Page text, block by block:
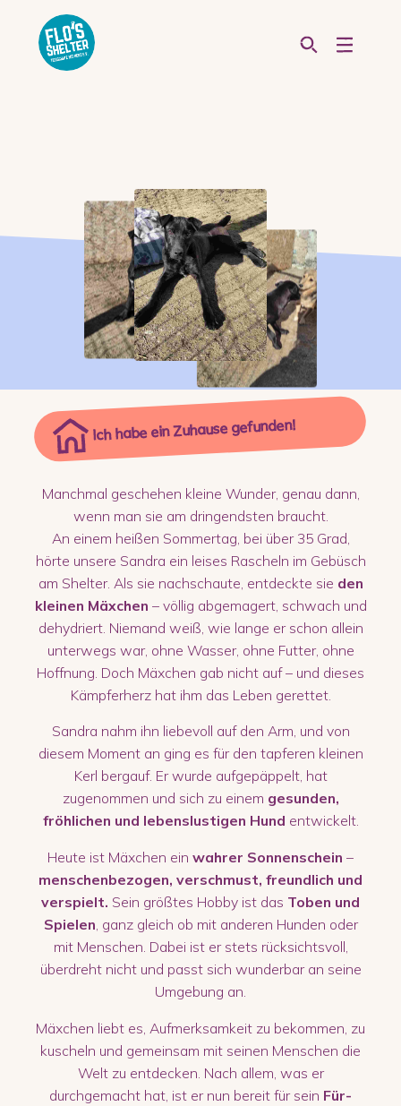
Ich habe ein Zuhause gefunden!
Manchmal geschehen kleine Wunder, genau dann,
wenn man sie am dringendsten braucht.
An einem heißen Sommertag, bei über 35 Grad,
hörte unsere Sandra ein leises Rascheln im Gebüsch
am Shelter. Als sie nachschaute, entdeckte sie den
kleinen Mäxchen – völlig abgemagert, schwach und
dehydriert. Niemand weiß, wie lange er schon allein
unterwegs war, ohne Wasser, ohne Futter, ohne
Hoffnung. Doch Mäxchen gab nicht auf – und dieses
Kämpferherz hat ihm das Leben gerettet.
Sandra nahm ihn liebevoll auf den Arm, und von
diesem Moment an ging es für den tapferen kleinen
Kerl bergauf. Er wurde aufgepäppelt, hat
zugenommen und sich zu einem gesunden,
fröhlichen und lebenslustigen Hund entwickelt.
Heute ist Mäxchen ein wahrer Sonnenschein –
menschenbezogen, verschmust, freundlich und
verspielt. Sein größtes Hobby ist das Toben und
Spielen, ganz gleich ob mit anderen Hunden oder
mit Menschen. Dabei ist er stets rücksichtsvoll,
überdreht nicht und passt sich wunderbar an seine
Umgebung an.
Mäxchen liebt es, Aufmerksamkeit zu bekommen, zu
kuscheln und gemeinsam mit seinen Menschen die
Welt zu entdecken. Nach allem, was er
durchgemacht hat, ist er nun bereit für sein Für-